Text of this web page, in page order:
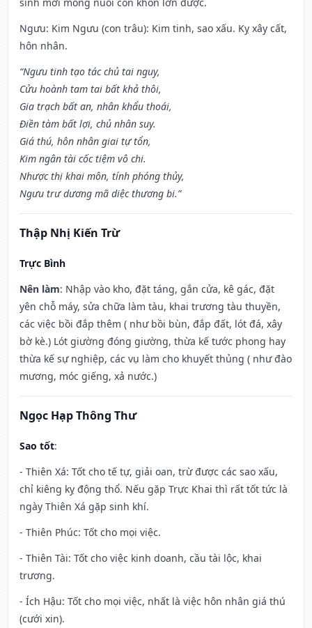
Ngưu: Kim Ngưu (con trâu): Kim tinh, sao xấu. Kỵ xây cất,
hôn nhân.
“Ngưu tinh tạo tác chủ tai nguy,
Cửu hoành tam tai bất khả thôi,
Gia trạch bất an, nhân khẩu thoái,
Điền tàm bất lợi, chủ nhân suy.
Giá thú, hôn nhân giai tự tổn,
Kim ngân tài cốc tiệm vô chi.
Nhược thị khai môn, tính phóng thủy,
Ngưu trư dương mã diệc thương bi.”
Thập Nhị Kiến Trừ
Trực Bình
Nên làm: Nhập vào kho, đặt táng, gắn cửa, kê gác, đặt
yên chỗ máy, sửa chữa làm tàu, khai trương tàu thuyền,
các việc bồi đắp thêm ( như bồi bùn, đắp đất, lót đá, xây
bờ kè.) Lót giường đóng giường, thừa kế tước phong hay
thừa kế sự nghiệp, các vụ làm cho khuyết thủng ( như đào
mương, móc giếng, xả nước.)
Ngọc Hạp Thông Thư
Sao tốt:
- Thiên Xá: Tốt cho tế tự, giải oan, trừ được các sao xấu,
chỉ kiêng kỵ động thổ. Nếu gặp Trực Khai thì rất tốt tức là
ngày Thiên Xá gặp sinh khí.
- Thiên Phúc: Tốt cho mọi việc.
- Thiên Tài: Tốt cho việc kinh doanh, cầu tài lộc, khai
trương.
- Ích Hậu: Tốt cho mọi việc, nhất là việc hôn nhân giá thú
(cưới xin).